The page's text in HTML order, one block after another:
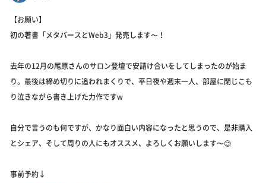
【お願い】
初の著書「メタバースとWeb3」発売します〜！
去年の12月の尾原さんのサロン登壇で安請け合いをしてしまったのが始ま
り。最後は締め切りに追われまくりで、平日夜や週末一人、部屋に閉じこも
り泣きながら書き上げた力作ですw
自分で言うのも何ですが、かなり面白い内容になったと思うので、是非購入
とシェア、そして周りの人にもオススメ、よろしくお願いします〜😊
事前予約↓